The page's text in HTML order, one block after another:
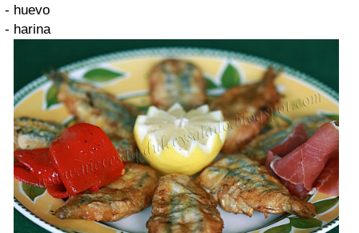
- huevo
- harina